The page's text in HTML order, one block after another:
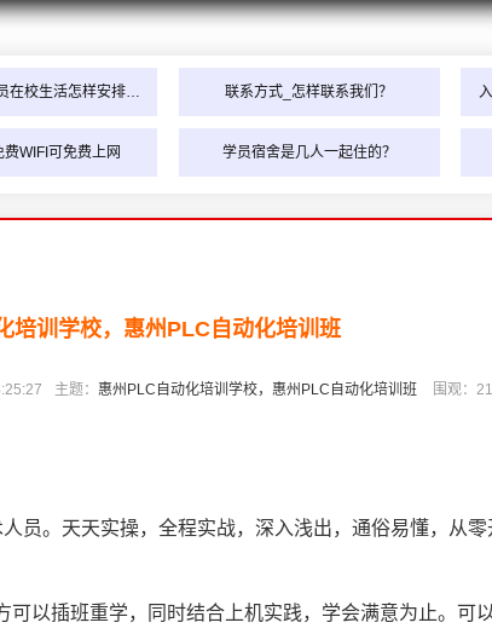
在校生活怎样安排… 联系方式_怎样联系我们？
WIFI可免费上网 学员宿舍是几人一起住的？
培训学校，惠州PLC自动化培训班
主题： 惠州PLC自动化培训学校，惠州PLC自动化培训班 围观： 21
员。天天实操，全程实战，深入浅出，通俗易懂，从
可以插班重学，同时结合上机实践，学会满意为止。可